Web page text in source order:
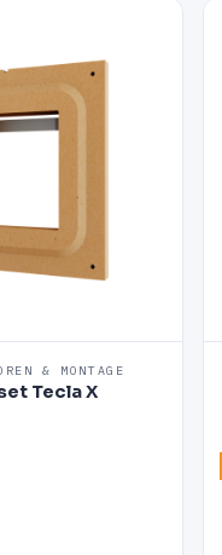
& MONTAGE
Tecla X